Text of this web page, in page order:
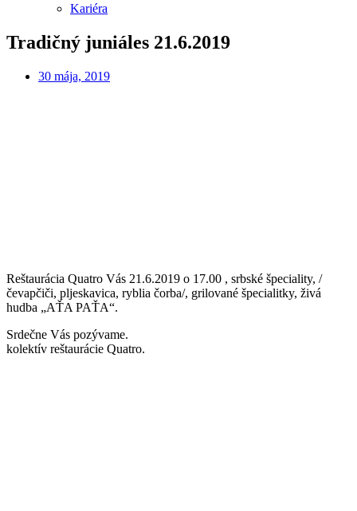
Kariéra
Tradičný juniáles 21.6.2019
30 mája, 2019
Reštaurácia Quatro Vás 21.6.2019 o 17.00 , srbské špeciality, /
čevapčiči, pljeskavica, ryblia čorba/, grilované špecialitky, živá
hudba „AŤA PAŤA“.
Srdečne Vás pozývame.
kolektív reštaurácie Quatro.